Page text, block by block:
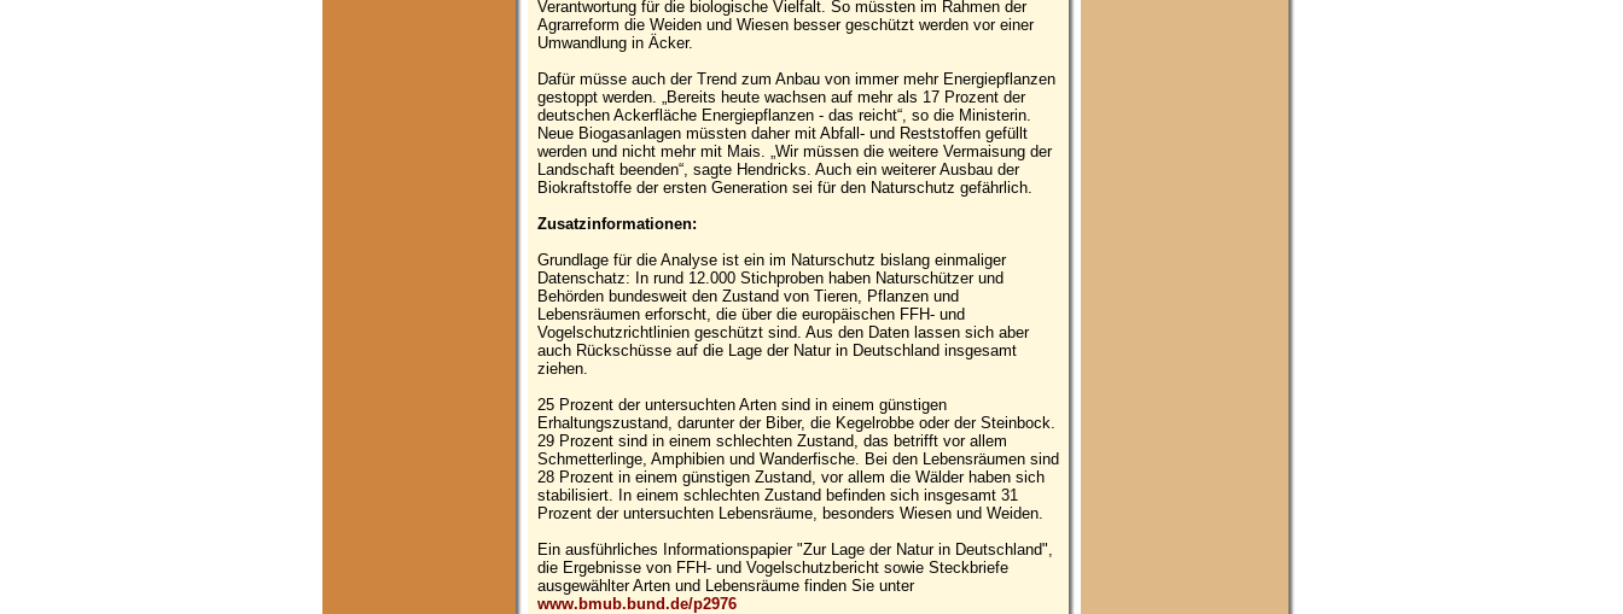
Verantwortung für die biologische Vielfalt. So müssten im Rahmen der
Agrarreform die Weiden und Wiesen besser geschützt werden vor einer
Umwandlung in Äcker.
Dafür müsse auch der Trend zum Anbau von immer mehr Energiepflanzen
gestoppt werden. „Bereits heute wachsen auf mehr als 17 Prozent der
deutschen Ackerfläche Energiepflanzen - das reicht“, so die Ministerin.
Neue Biogasanlagen müssten daher mit Abfall- und Reststoffen gefüllt
werden und nicht mehr mit Mais. „Wir müssen die weitere Vermaisung der
Landschaft beenden“, sagte Hendricks. Auch ein weiterer Ausbau der
Biokraftstoffe der ersten Generation sei für den Naturschutz gefährlich.
Zusatzinformationen:
Grundlage für die Analyse ist ein im Naturschutz bislang einmaliger
Datenschatz: In rund 12.000 Stichproben haben Naturschützer und
Behörden bundesweit den Zustand von Tieren, Pflanzen und
Lebensräumen erforscht, die über die europäischen FFH- und
Vogelschutzrichtlinien geschützt sind. Aus den Daten lassen sich aber
auch Rückschüsse auf die Lage der Natur in Deutschland insgesamt
ziehen.
25 Prozent der untersuchten Arten sind in einem günstigen
Erhaltungszustand, darunter der Biber, die Kegelrobbe oder der Steinbock.
29 Prozent sind in einem schlechten Zustand, das betrifft vor allem
Schmetterlinge, Amphibien und Wanderfische. Bei den Lebensräumen sind
28 Prozent in einem günstigen Zustand, vor allem die Wälder haben sich
stabilisiert. In einem schlechten Zustand befinden sich insgesamt 31
Prozent der untersuchten Lebensräume, besonders Wiesen und Weiden.
Ein ausführliches Informationspapier "Zur Lage der Natur in Deutschland",
die Ergebnisse von FFH- und Vogelschutzbericht sowie Steckbriefe
ausgewählter Arten und Lebensräume finden Sie unter
www.bmub.bund.de/p2976